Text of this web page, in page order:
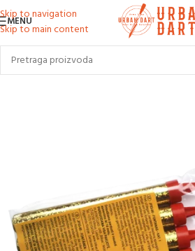
Skip to navigation
Skip to main content
MENU